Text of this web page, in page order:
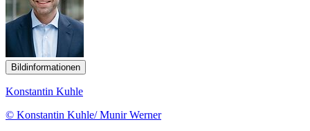
Bildinformationen
Konstantin Kuhle
© Konstantin Kuhle/ Munir Werner